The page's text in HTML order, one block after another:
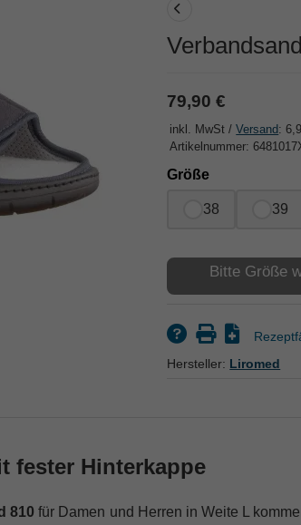
79,90 €
inkl. MwSt /Versand:
Artikelnummer:
Größe
38 39
Bitte Größe
Hersteller: Liromed
fester Hinterkappe
810 für Damen und Herren in Weite L